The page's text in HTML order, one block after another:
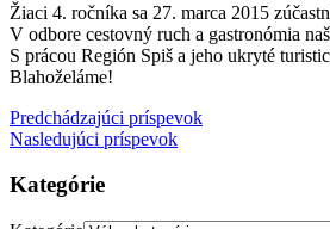
Žiaci 4. ročníka sa 27. marca 2015
V odbore cestovný ruch a gastronómia
S prácou Región Spiš a jeho ukryté
Blahoželáme!
Predchádzajúci príspevok
Nasledujúci príspevok
Kategórie